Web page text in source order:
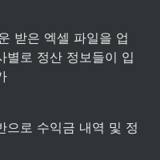
받은 엑셀 파일을 업
별로 정산 정보들이 입
으로 수익금 내역 및 정